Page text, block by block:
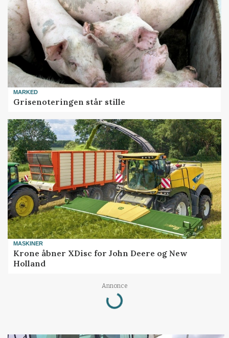
MARKED
Grisenoteringen står stille
MASKINER
Krone åbner XDisc for John Deere og New
Holland
Annonce
Loading...